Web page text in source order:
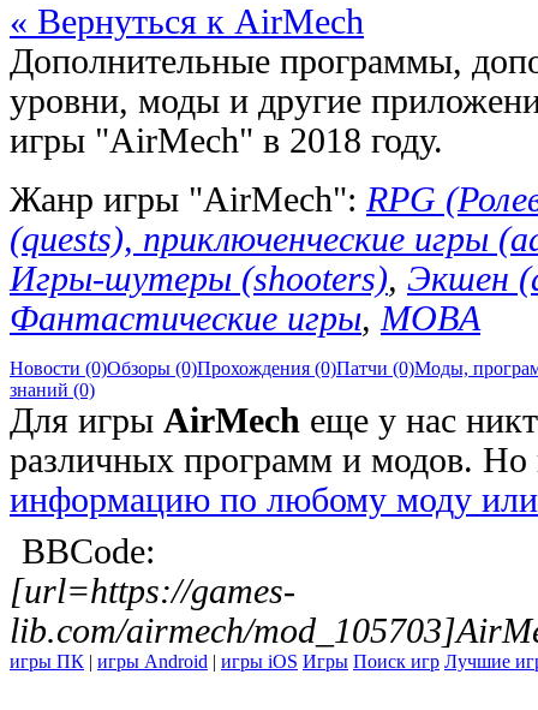
« Вернуться к AirMech
Дополнительные программы,
уровни, моды и другие
игры "AirMech" в 2018 году.
Жанр игры "AirMech": RPG
(quests), приключенческие игры
Игры-шутеры (shooters), Экшен
Фантастические игры, MOBA
Новости (0)Обзоры (0)Прохождения (0)Патчи (0)Моды,
знаний (0)
Для игры AirMech еще у нас
различных программ и модов.
информацию по любому моду
BBCode:
[url=https://games-
lib.com/airmech/
игры ПК | игры Android | игры iOS Игры Поиск игр Лучшие